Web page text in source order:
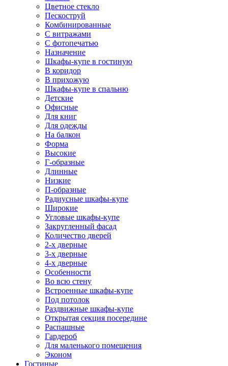
Цветное стекло
Пескоструй
Комбинированные
С витражами
С фотопечатью
Назначение
Шкафы-купе в гостиную
В коридор
В прихожую
Шкафы-купе в спальню
Детские
Офисные
Для книг
Для одежды
На балкон
Форма
Высокие
Г-образные
Длинные
Низкие
П-образные
Радиусные шкафы-купе
Широкие
Угловые шкафы-купе
Закругленный фасад
Количество дверей
2-х дверные
3-х дверные
4-х дверные
Особенности
Во всю стену
Встроенные шкафы-купе
Под потолок
Раздвижные шкафы-купе
Открытая секция посередине
Распашные
Гардероб
Для маленького помещения
Эконом
Гостиные